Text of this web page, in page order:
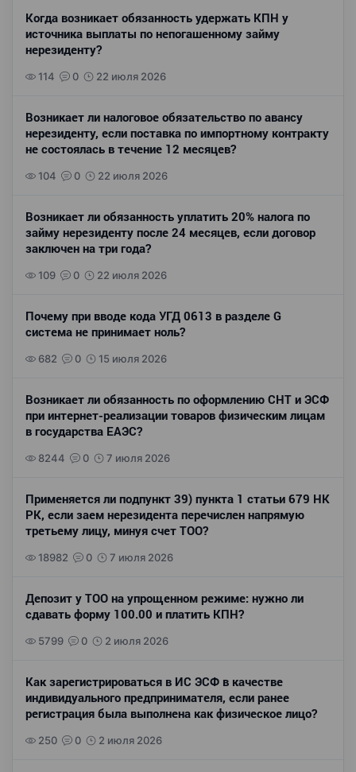
Когда возникает обязанность удержать КПН у
источника выплаты по непогашенному займу
нерезиденту?
114 0 22 июля 2026
Возникает ли налоговое обязательство по авансу
нерезиденту, если поставка по импортному контракту
не состоялась в течение 12 месяцев?
104 0 22 июля 2026
Возникает ли обязанность уплатить 20% налога по
займу нерезиденту после 24 месяцев, если договор
заключен на три года?
109 0 22 июля 2026
Почему при вводе кода УГД 0613 в разделе G
система не принимает ноль?
682 0 15 июля 2026
Возникает ли обязанность по оформлению СНТ и ЭСФ
при интернет-реализации товаров физическим лицам
в государства ЕАЭС?
8244 0 7 июля 2026
Применяется ли подпункт 39) пункта 1 статьи 679 НК
РК, если заем нерезидента перечислен напрямую
третьему лицу, минуя счет ТОО?
18982 0 7 июля 2026
Депозит у ТОО на упрощенном режиме: нужно ли
сдавать форму 100.00 и платить КПН?
5799 0 2 июля 2026
Как зарегистрироваться в ИС ЭСФ в качестве
индивидуального предпринимателя, если ранее
регистрация была выполнена как физическое лицо?
250 0 2 июля 2026